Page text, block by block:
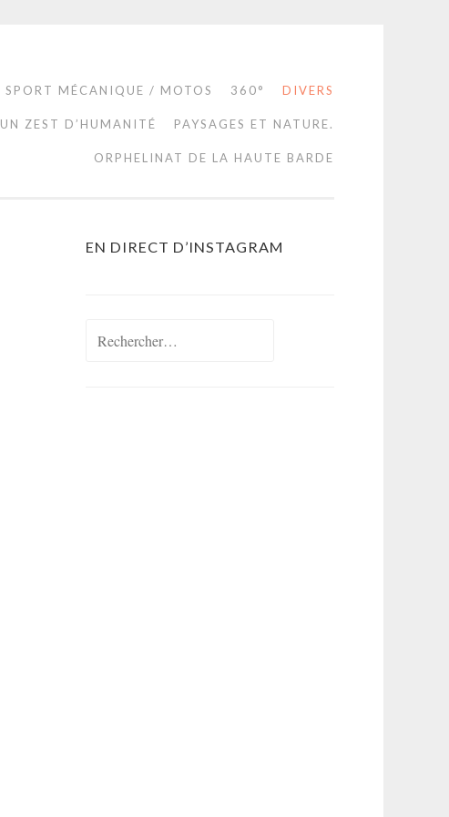
SPORT MÉCANIQUE / MOTOS 360° DIVERS
UN ZEST D’HUMANITÉ PAYSAGES ET NATURE.
ORPHELINAT DE LA HAUTE BARDE
EN DIRECT D’INSTAGRAM